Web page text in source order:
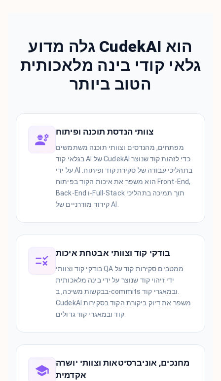
גלה מדוע CudekAI הוא
גלאי קודי בינה מלאכותית
הטוב ביותר
צוותי הנדסת תוכנה ופיתוח
מפתחים, מהנדסים וצוותי תוכנה משתמשים
בגלאי קוד AI של CudekAI כדי לזהות קוד שנוצר
על ידי AI בתהליכי עבודה של סקירת קוד ופיתוח.
הוא משפר את איכות הקוד בפיתוח Front-End,
Back-End ו-Full-Stack תוך תמיכה בתהליכי
קידוד מודרניים של AI.
בודקי קוד וצוותי אבטחת איכות
בודקי קוד וצוותי QA ממטבים סקירות קוד על
ידי זיהוי קוד שנוצר על ידי בינה מלאכותית
בבקשות משיכה, ב-commits ובמאגרי קוד.
CudekAI משפר את דיוק ביקורת הקוד בסקירות
קוד ובמאגרי קוד גדולים.
מחנכים, אוניברסיטאות וצוותי יושרה
אקדמית